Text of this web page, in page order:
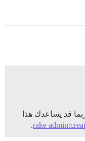
قد يساعدك هذا
.